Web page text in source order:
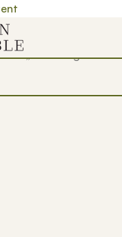
„velika tegla“